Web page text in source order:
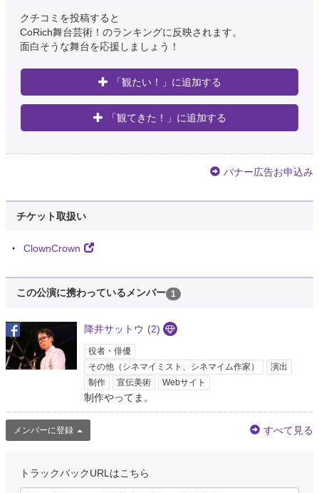
クチコミを投稿すると
CoRich舞台芸術！のランキングに反映されます。
面白そうな舞台を応援しましょう！
「観たい！」に追加する
「観てきた！」に追加する
バナー広告お申込み
チケット取扱い
ClownCrown
この公演に携わっているメンバー 1
降井サットウ (2)
役者・俳優
その他（シネマイミスト、シネマイム作家）
演出
制作
宣伝美術 Webサイト
制作やってま。
メンバーに登録 すべて見る
トラックバックURLはこちら